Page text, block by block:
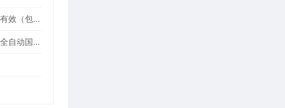
0成本玩转OpenClaw小龙虾！白嫖超千万Token，邀请好友最高可享百亿Token，2年内有效（包含腾讯、七牛云等多个平台活动）
组长说：公司的国际化就交给你了，下个星期给我（auto-i18n-translation-plugins 前端全自动国际化插件）